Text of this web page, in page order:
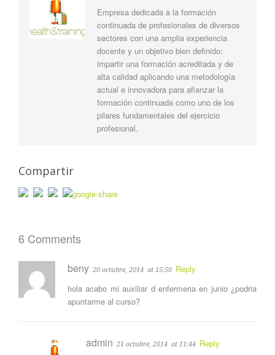
Empresa dedicada a la formación
continuada de profesionales de diversos
sectores con una amplia experiencia
docente y un objetivo bien definido:
impartir una formación acreditada y de
alta calidad aplicando una metodología
actual e innovadora para afianzar la
formación continuada como uno de los
pilares fundamentales del ejercicio
profesional.
Compartir
6 Comments
beny 20 octubre, 2014 at 15:50 Reply
hola acabo mi auxiliar d enfermeria en junio ¿podria
apuntarme al curso?
admin 21 octubre, 2014 at 11:44 Reply